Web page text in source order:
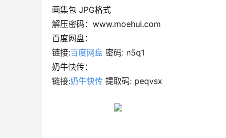
画集包 JPG格式
解压密码：www.moehui.com
百度网盘：
链接:百度网盘 密码: n5q1
奶牛快传：
链接:奶牛快传 提取码: peqvsx